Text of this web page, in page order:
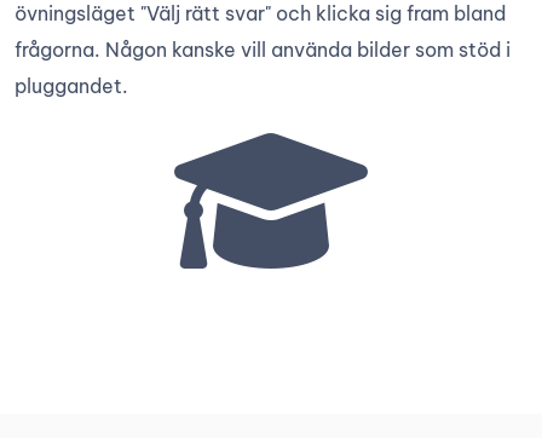
övningsläget "Välj rätt svar" och klicka sig fram bland
frågorna. Någon kanske vill använda bilder som stöd i
pluggandet.